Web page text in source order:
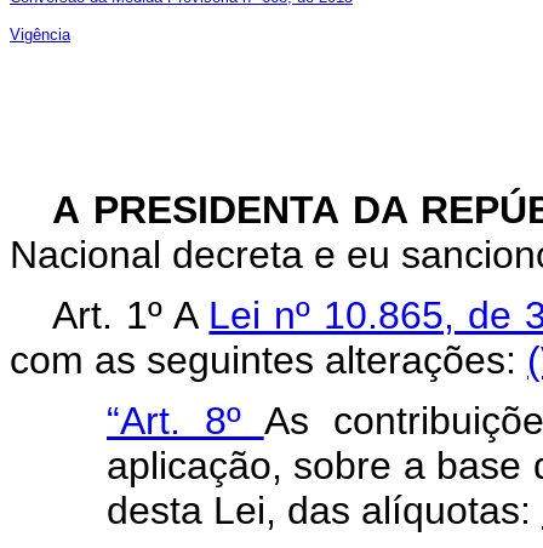
Vigência
A PRESIDENTA DA
Nacional decreta e eu
Art. 1º A Lei nº 10.865, de
com as seguintes alterações:
“Art. 8º As
aplicação, sobre a base
desta Lei, das alíquotas: